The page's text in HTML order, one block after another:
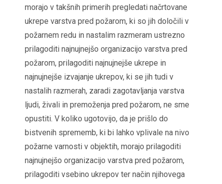
morajo v takšnih primerih pregledati načrtovane
ukrepe varstva pred požarom, ki so jih določili v
požarnem redu in nastalim razmeram ustrezno
prilagoditi najnujnejšo organizacijo varstva pred
požarom, prilagoditi najnujnejše ukrepe in
najnujnejše izvajanje ukrepov, ki se jih tudi v
nastalih razmerah, zaradi zagotavljanja varstva
ljudi, živali in premoženja pred požarom, ne sme
opustiti. V koliko ugotovijo, da je prišlo do
bistvenih sprememb, ki bi lahko vplivale na nivo
požarne varnosti v objektih, morajo prilagoditi
najnujnejšo organizacijo varstva pred požarom,
prilagoditi vsebino ukrepov ter način njihovega